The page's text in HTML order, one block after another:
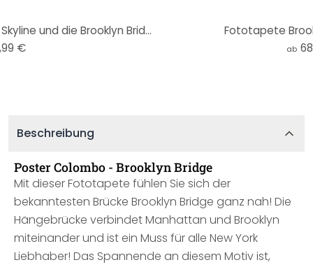
Poster Colombo - Manhattan Skyline und die Brooklyn Bridge - Panorama
€
Fototapete
ab
Beschreibung
Poster Colombo - Brooklyn Bridge
Mit dieser Fototapete fühlen Sie sich der
bekanntesten Brücke Brooklyn Bridge ganz nah! Die
Hängebrücke verbindet Manhattan und Brooklyn
miteinander und ist ein Muss für alle New York
Liebhaber! Das Spannende an diesem Motiv ist,